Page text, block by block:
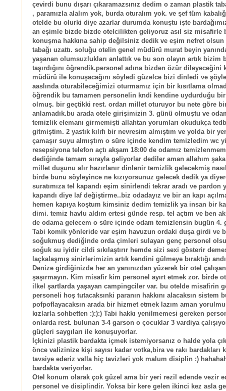
çevirdi bunu dışarı çıkaramazsınız dedim o zaman plastik
, paramızla alalım yok, burda oturalım yok. ve şef tüm
otelde bu olurki diye azarlar durumda konuştu işte
an eşimle bizde bizde otelcilikten geliyoruz asıl siz misafirle
konuşma hakkına sahip değilsiniz dedik ve eşim nefret olsun
tabağı uzattı. soluğu otelin genel müdürü murat beyin
yaşanan olumsuzlukları anlattık ve bu son olayın artık bizim
taşırdığını öğrendik.personel adına bizden özür dileyeceğini
müdürü ile konuşacağını söyledi güzelce bizi dinledi ve
aaslında oturabileceğimizi oturmamız için bir kısıtlama
öğrendik bu tamamen personelin kndi kendine uydurduğu
olmuş. bir geçtikki rest. ordan millet oturuyor bu nete göre
anlamadık.bu arada otele girişimizin 3. günü olmuştu ve
temizlik elemanı girmemişti allahtan yorumları okudukça
gitmiştim. 2 yastık kılıfı bir nevresim almıştım ve yolda bir
çamaşır suyu almıştım o süre içinde kendim temizledim wc
resepsiyona telefon açtı akşam 18:00 de odamız
dediğinde tamam sırayla geliyorlar dediler aman allahım
millet duşunu alır hazırlanır dinlenir temizlik gelecekmiş
birde bunu söyleyince ne kızıyorsunuz gelecek dedik ya
suratımıza tel kapandı eşim sinirlendi tekrar aradı ve pardon
kapandı diye laf değiştirme..biz odadayız ve bir an kapı
hemen kapıya koştum kimsiniz dedim temizlik ya insan bir
dimi. temiz havlu aldım ertesi günde resp. tel açtım ve ben
de odama gelecem o süre içinde odam temizlensin bugün 4.
Tabi komik yönleride var eşim havuzun ordaki duşa girdi ve
soğukmuş dediğinde orda çimleri sulayan genç personel
soğuk su iyidir cildi sıkılaştırır hemde sizi sexi gösterir
laçkalaşmış sinirlerimizin artık kendini gülmeye bıraktığı
Denize girdiğinizde her an yanınızdan yüzerek bir otel
şaşırmayın. Kim misafir kim personel ayırt etmek zor. birde
ilkel şartlarda yaşayan campingciler var. bu otelde misafirin
personeli hoş tutacaksınki paranın hakkını alacaksın sistem
pofpoflayacaksın arada bir hizmet etmek lazım aman
kızlarla sohbetten :):):) Tabi hakkı yenilmemesi gereken
onlarda rest. bulunan 3-4 garson o çocuklar 3 vardiya
güçleri saygıları ile konuşuyorlar.
İçkinizi plastik bardakta içmek istemiyorsanız o halde yola
önce valizinize kişi sayısı kadar votka,bira ve rakı bardakları
tavsiye ederiz valla hiç tavizleri yok malum disiplin :)
bardakta veriyorlar.
Otel konum olarak çok güzel ama bir yeri rezil edende vezir
personel ve disiplindir. Yoksa bir kere gelen ikinci kez asla